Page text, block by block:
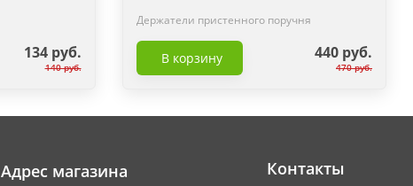
134 руб.
140 руб.
Держатели пристенного поручня
440 руб.
470 руб.
В корзину
Адрес магазина Контакты